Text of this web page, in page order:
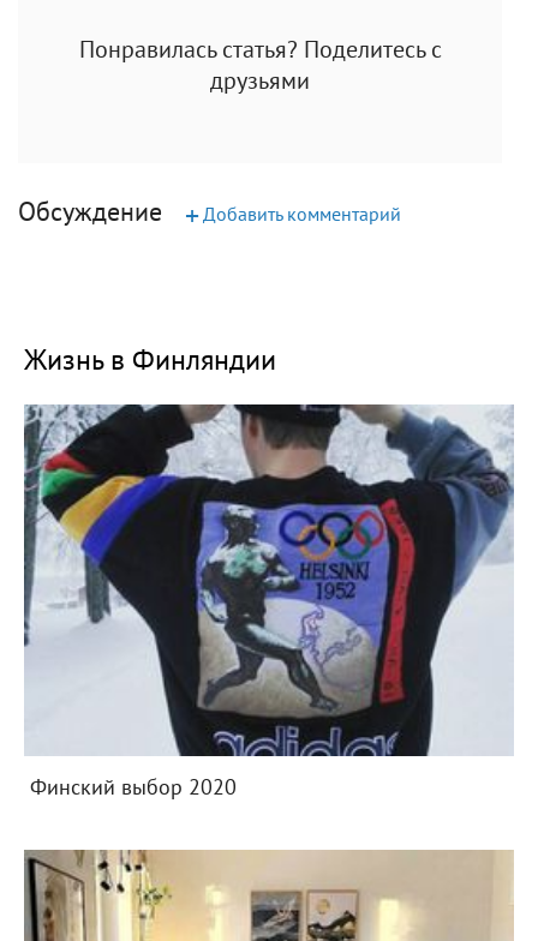
Понравилась статья? Поделитесь с
друзьями
Обсуждение +Добавить комментарий
Жизнь в Финляндии
Финский выбор 2020